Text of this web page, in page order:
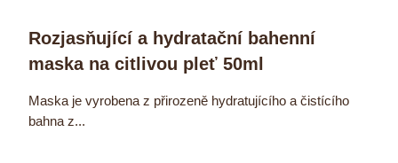
Rozjasňující a hydratační bahenní
maska na citlivou pleť 50ml
Maska je vyrobena z přirozeně hydratujícího a čistícího
bahna z...